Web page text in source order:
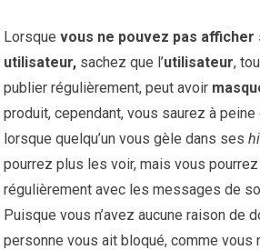
Lorsquevous ne pouvez pas afficher
utilisateur, sachez que l’utilisateur,
publier régulièrement, peut avoir
produit, cependant, vous saurez à
lorsque quelqu’un vous gèle dans ses
pourrez plus les voir, mais vous
régulièrement avec les messages de
Puisque vous n’avez aucune raison de
personne vous ait bloqué, comme vous